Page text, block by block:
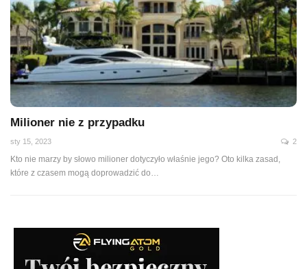
Milioner nie z przypadku
sty 15, 2023 2
Kto nie marzy by słowo milioner dotyczyło właśnie jego? Oto kilka zasad,
które z czasem mogą doprowadzić do…